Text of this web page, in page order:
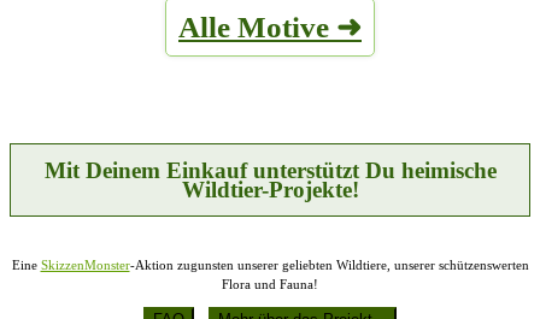
Alle Motive ➜
Mit Deinem Einkauf unterstützt Du heimische
Wildtier-Projekte!
Eine SkizzenMonster-Aktion zugunsten unserer geliebten Wildtiere, unserer schützenswerten
Flora und Fauna!